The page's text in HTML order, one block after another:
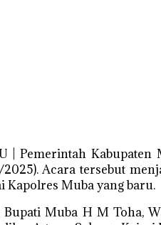
| Pemerintah
2025). Acara tersebut
Kapolres Muba yang baru.
Muba H M Toha,